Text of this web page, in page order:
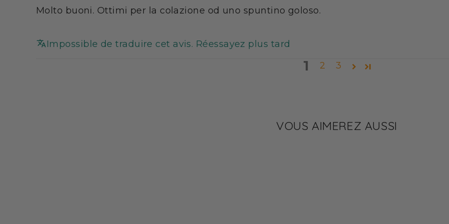
Molto buoni. Ottimi per la colazione od uno spuntino goloso.
Impossible de traduire cet avis. Réessayez plus tard
1 2 3
VOUS AIMEREZ AUSSI